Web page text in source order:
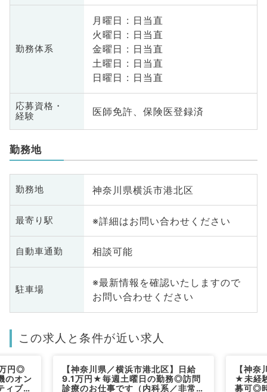
勤務体系
月曜日 : 日当直
火曜日 : 日当直
金曜日 : 日当直
土曜日 : 日当直
日曜日 : 日当直
応募資格・
経験
医師免許、保険医登録済
勤務地
勤務地 神奈川県横浜市港北区
最寄り駅 ※詳細はお問い合わせください
自動車通勤 相談可能
駐車場
※最新情報を確認いたしますので
お問い合わせください
この求人と条件が近い求人
円◎
のオン
ィブ＆
【神奈川県／横浜市港北区】日給
9.1万円★毎週土曜日の勤務◎訪問
診療のお仕事です（内科系／非常
【神
★未経
募可◎